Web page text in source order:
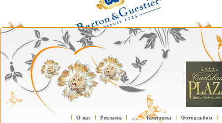
О нас Реклама .... Контакты Фотоальбом